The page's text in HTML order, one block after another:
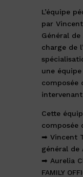
L’équipe
par Vincent
Général de
charge de
une
composée
Cette
composée
➡ Vincent
général de
➡ Aurelia
FAMILY